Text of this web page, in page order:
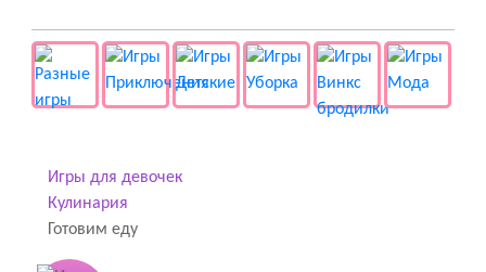
Игры для девочек
Кулинария
Готовим еду